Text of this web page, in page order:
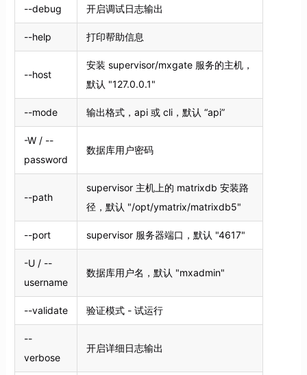
--debug 开启调试日志输出
--help 打印帮助信息
--host
安装 supervisor/mxgate 服务的主机，
默认 "127.0.0.1"
--mode 输出格式，api 或 cli，默认 “api”
-W / --
password
数据库用户密码
--path
supervisor 主机上的 matrixdb 安装路
径，默认 "/opt/ymatrix/matrixdb5"
--port supervisor 服务器端口，默认 "4617"
-U / --
username
数据库用户名，默认 "mxadmin"
--validate 验证模式 - 试运行
--
verbose
开启详细日志输出